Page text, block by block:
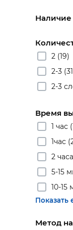
Наличие
2 (19)
2-3
2-3
Время
1 час
1час
2
5-15
10-15
Показать
Метод